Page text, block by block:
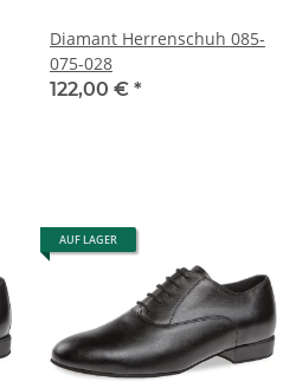
Diamant Herrenschuh 085-
075-028
122,00 € *
AUF LAGER